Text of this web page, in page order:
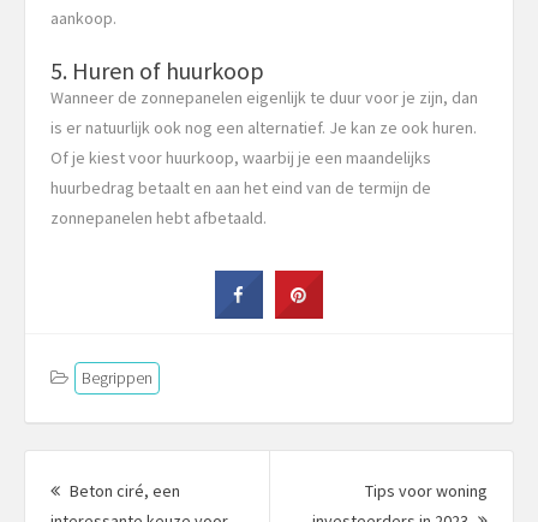
aankoop.
5. Huren of huurkoop
Wanneer de zonnepanelen eigenlijk te duur voor je zijn, dan
is er natuurlijk ook nog een alternatief. Je kan ze ook huren.
Of je kiest voor huurkoop, waarbij je een maandelijks
huurbedrag betaalt en aan het eind van de termijn de
zonnepanelen hebt afbetaald.
Begrippen
Berichtnavigatie
Beton ciré, een
Tips voor woning